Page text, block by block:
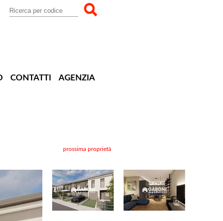
CONTATTI AGENZIA
prossima proprietà